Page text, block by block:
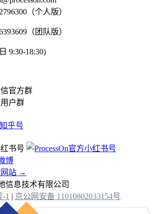
（个人版）
（团队版）
9:30-18:30)
用户群
网站 →
信息技术有限公司
-1 | 京公网安备 11010802033154号